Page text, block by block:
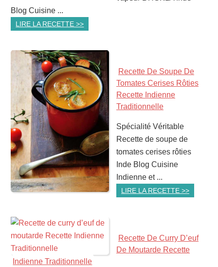
Blog Cuisine ...
LIRE LA RECETTE >>
Recette De Soupe De
Tomates Cerises Rôties
Recette Indienne
Traditionnelle
Spécialité Véritable
Recette de soupe de
tomates cerises rôties
Inde Blog Cuisine
Indienne et ...
LIRE LA RECETTE >>
Recette De Curry D’euf
De Moutarde Recette
Indienne Traditionnelle